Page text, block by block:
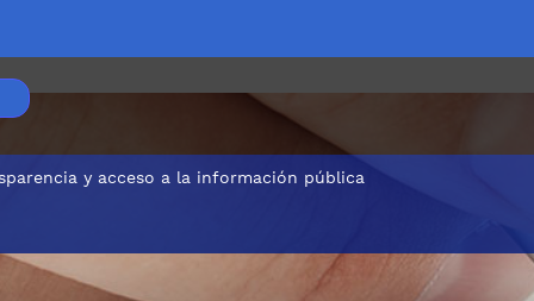
y acceso a la información pública